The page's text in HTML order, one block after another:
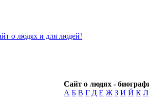
Сайт о людях -
А Б В Г Д Е Ж З И Й К Л